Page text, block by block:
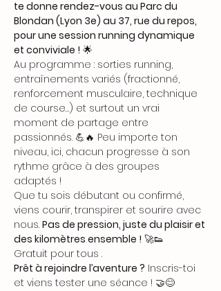
te donne rendez-vous au Parc du
Blondan (Lyon 3e) au 37, rue du repos,
pour une session running dynamique
et conviviale ! 🌟
Au programme : sorties running,
entraînements variés (fractionné,
renforcement musculaire, technique
de course…) et surtout un vrai
moment de partage entre
passionnés. 💪🔥 Peu importe ton
niveau, ici, chacun progresse à son
rythme grâce à des groupes
adaptés !
Que tu sois débutant ou confirmé,
viens courir, transpirer et sourire avec
nous. Pas de pression, juste du plaisir et
des kilomètres ensemble ! 🚀👟
Gratuit pour tous .
Prêt à rejoindre l’aventure ? Inscris-toi
et viens tester une séance ! 🤝😊